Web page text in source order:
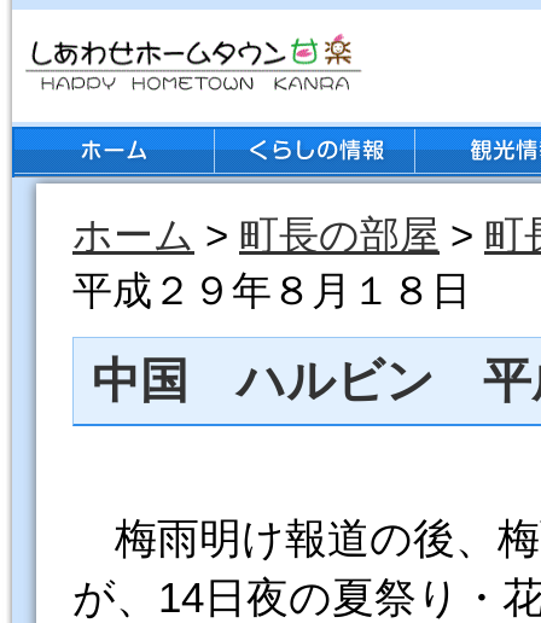
ホーム > 町長の部屋 > 町
平成２９年８月１８日
中国 ハルビン 平
梅雨明け報道の後、
が、14日夜の夏祭り・